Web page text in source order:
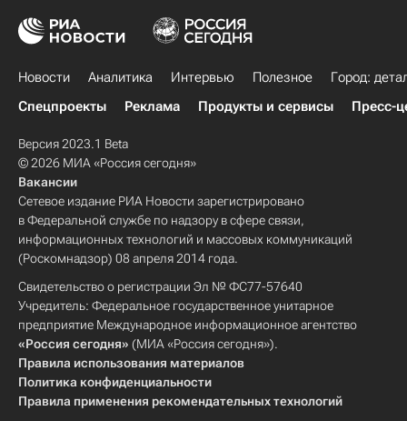
Новости Аналитика Интервью Полезное
Город:
Спецпроекты
Реклама Продукты и сервисы Пресс-
Версия 2023.1 Beta
© 2026 МИА «Россия сегодня»
Вакансии
Сетевое издание РИА Новости зарегистрировано
в Федеральной службе по надзору в сфере связи,
информационных технологий и массовых коммуникаций
(Роскомнадзор) 08 апреля 2014 года.
Свидетельство о регистрации Эл № ФС77-57640
Учредитель: Федеральное государственное унитарное
предприятие Международное информационное агентство
«Россия сегодня» (МИА «Россия сегодня»).
Правила использования материалов
Политика конфиденциальности
Правила применения рекомендательных технологий